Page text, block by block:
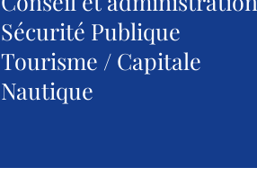
Sécurité Publique
Tourisme / Capitale
Nautique